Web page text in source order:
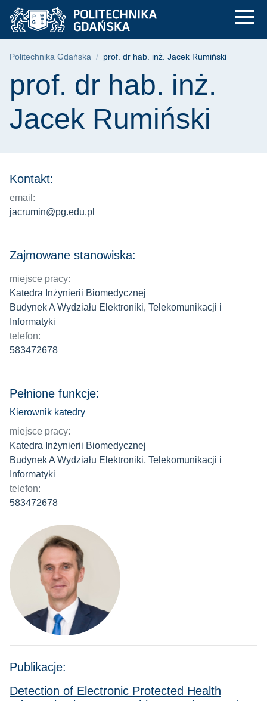
Przejdź
do
menu
Przejdź
do
wyszukiwarki
Przejdź
do
treści
prof. dr hab. inż.
Ścieżka nawigacyjna
Politechnika Gdańska prof. dr hab. inż. Jacek Rumiński
Treść strony
prof. dr hab. inż.
Jacek Rumiński
Kontakt:
email:
jacrumin@pg.edu.pl
Zajmowane stanowiska:
miejsce pracy:
Katedra Inżynierii Biomedycznej
Budynek A Wydziału Elektroniki, Telekomunikacji i
Informatyki
telefon:
583472678
Pełnione funkcje:
Kierownik katedry
miejsce pracy:
Katedra Inżynierii Biomedycznej
Budynek A Wydziału Elektroniki, Telekomunikacji i
Informatyki
telefon:
583472678
Publikacje:
Detection of Electronic Protected Health